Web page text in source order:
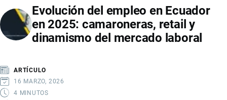
ECUADOR:
IMPLICACIONES
Y
Evolución del empleo en Ecuador
en 2025: camaroneras, retail y
dinamismo del mercado laboral
ARTÍCULO
16 MARZO, 2026
4 MINUTOS